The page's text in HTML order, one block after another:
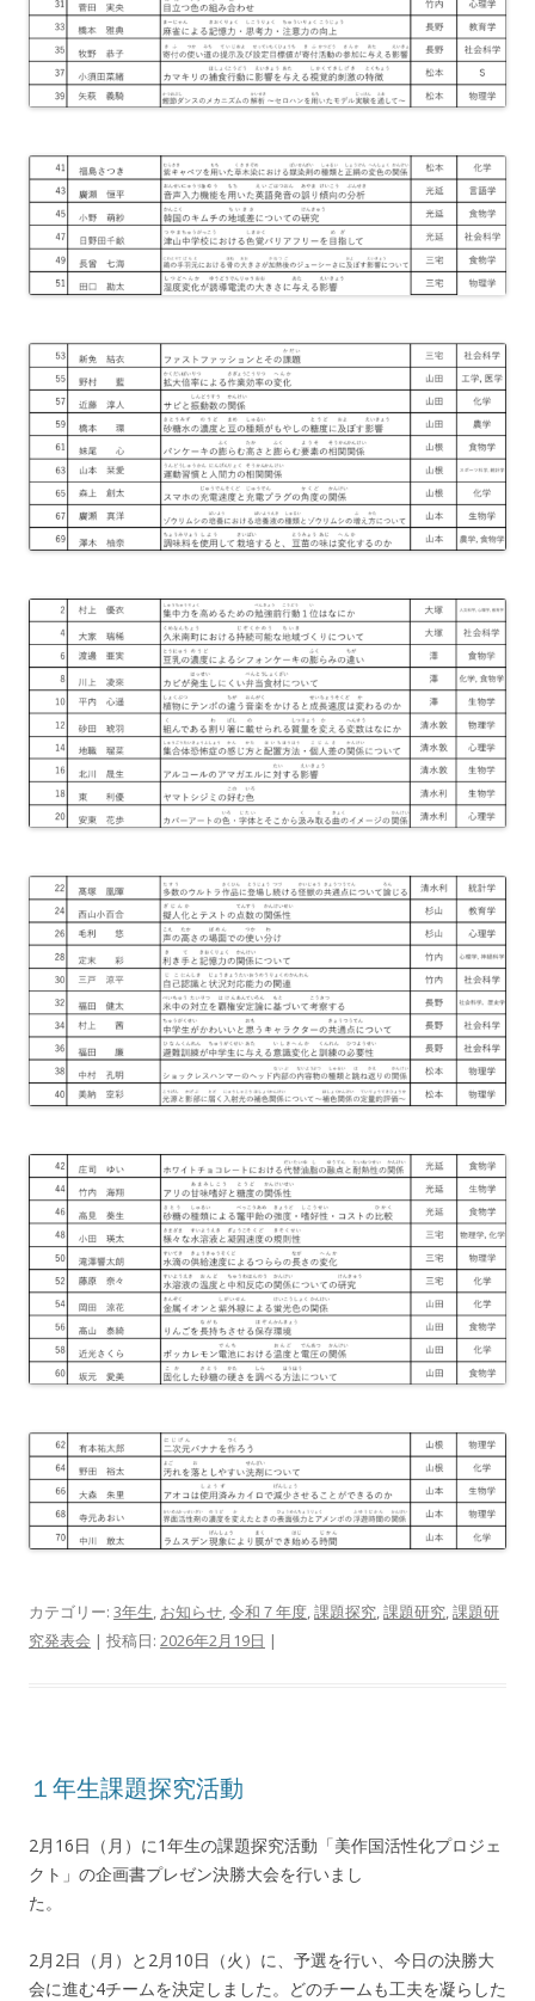
カテゴリー: 3年生, お知らせ,令和７年度,課題探究,課題研究,課題研
究発表会 | 投稿日: 2026年2月19日 |
１年生課題探究活動
2月16日（月）に1年生の課題探究活動「美作国活性化プロジェ
クト」の企画書プレゼン決勝大会を行いまし
た。
2月2日（月）と2月10日（火）に、予選を行い、今日の決勝大
会に進む4チームを決定しました。どのチームも工夫を凝らした